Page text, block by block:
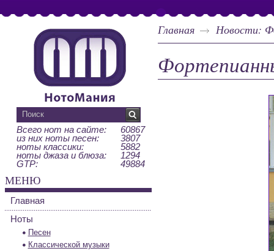
Главная Новости:
Всего нот на сайте:
60867
из них ноты песен:
3807
ноты классики:
5882
ноты джаза и блюза:
1294
GTP:
49884
МЕНЮ
Главная
Ноты
Песен
Классической музыки